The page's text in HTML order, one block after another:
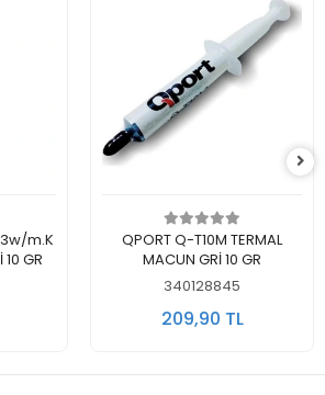
m.K
10 GR
Sepete Ekle
QPORT Q-T10M TERMAL
MACUN GRİ 10 GR
340128845
209,90 TL